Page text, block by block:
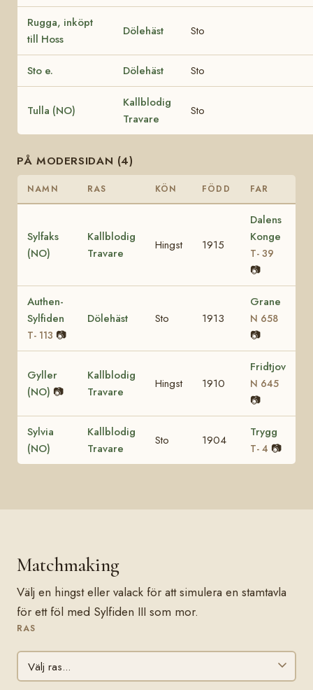
Rugga, inköpt
till Hoss
Dölehäst Sto
Sto e. Dölehäst Sto
Tulla (NO)
Kallblodig
Travare
Sto
PÅ MODERSIDAN (4)
NAMN RAS KÖN FÖDD FAR
Sylfaks
(NO)
Kallblodig
Travare
Hingst 1915
Dalens
Konge
T- 39
📷
Authen-
Sylfiden
T- 113 📷
Dölehäst Sto 1913
Grane
N 658
📷
Gyller
(NO) 📷
Kallblodig
Travare
Hingst 1910
Fridtjov
N 645
📷
Sylvia
(NO)
Kallblodig
Travare
Sto 1904
Trygg
T- 4 📷
Matchmaking
Välj en hingst eller valack för att simulera en stamtavla
för ett föl med Sylfiden III som mor.
RAS